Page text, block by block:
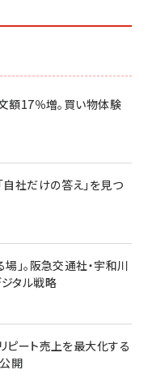
額17％増。買い物体験
社だけの答え」を見つ
」。阪急交通社・宇和川
タル戦略
ピート売上を最大化する
開